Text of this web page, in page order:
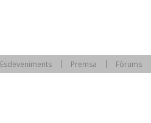
Esdeveniments Premsa Fòrums